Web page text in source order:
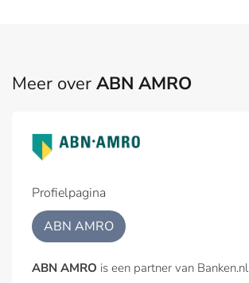
Meer over ABN AMRO
Profielpagina
ABN AMRO
ABN AMRO is een partner van Banken.nl